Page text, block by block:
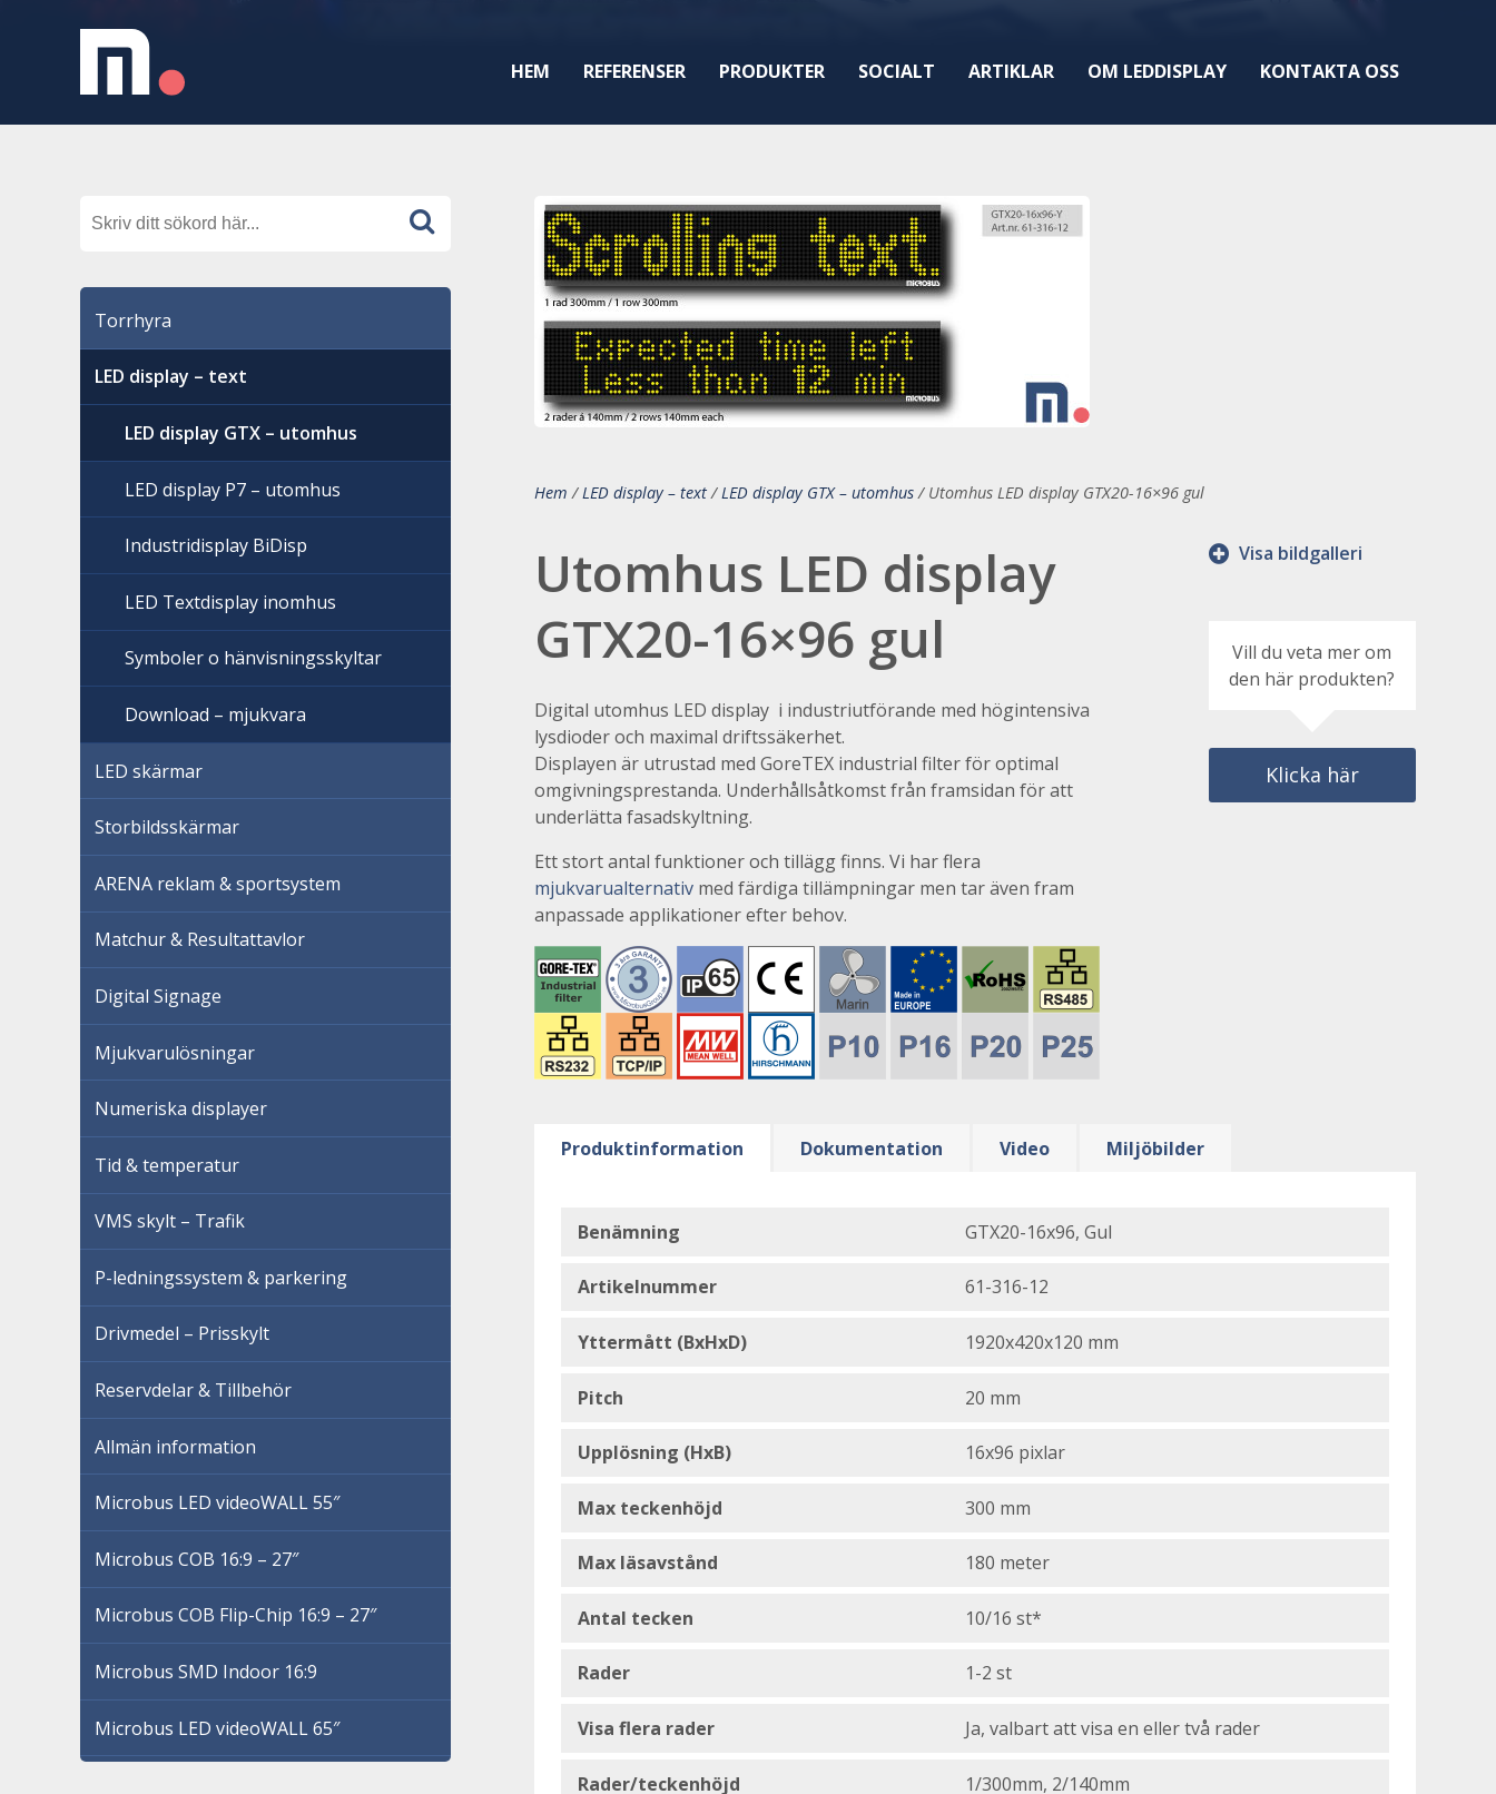
HEM REFERENSER PRODUKTER SOCIALT ARTIKLAR OM LEDDISPLAY KONTAKTA OSS
Hem /LED display – text/LED display GTX – utomhus/ Utomhus LED display GTX20-16×96 gul
Utomhus LED display
GTX20-16×96 gul
Digital utomhus LED display i industriutförande med högintensiva
lysdioder och maximal driftssäkerhet.
Displayen är utrustad med GoreTEX industrial filter för optimal
omgivningsprestanda. Underhållsåtkomst från framsidan för att
underlätta fasadskyltning.
Ett stort antal funktioner och tillägg finns. Vi har flera
mjukvarualternativ med färdiga tillämpningar men tar även fram
anpassade applikationer efter behov.
Visa bildgalleri
den här produkten?
Klicka här
Produktinformation Dokumentation Video Miljöbilder
Benämning GTX20-16x96, Gul
Artikelnummer 61-316-12
Yttermått (BxHxD) 1920x420x120 mm
Pitch 20 mm
Upplösning (HxB) 16x96 pixlar
Max teckenhöjd 300 mm
Max läsavstånd 180 meter
Antal tecken 10/16 st*
Rader 1-2 st
Visa flera rader Ja, valbart att visa en eller två rader
Rader/teckenhöjd 1/300mm, 2/140mm
Torrhyra
LED display – text
LED display GTX – utomhus
LED display P7 – utomhus
Industridisplay BiDisp
LED Textdisplay inomhus
Symboler o hänvisningsskyltar
Download – mjukvara
LED skärmar
Storbildsskärmar
ARENA reklam & sportsystem
Matchur & Resultattavlor
Digital Signage
Mjukvarulösningar
Numeriska displayer
Tid & temperatur
VMS skylt – Trafik
P-ledningssystem & parkering
Drivmedel – Prisskylt
Reservdelar & Tillbehör
Allmän information
Microbus LED videoWALL 55″
Microbus COB 16:9 – 27″
Microbus COB Flip-Chip 16:9 – 27″
Microbus SMD Indoor 16:9
Microbus LED videoWALL 65″